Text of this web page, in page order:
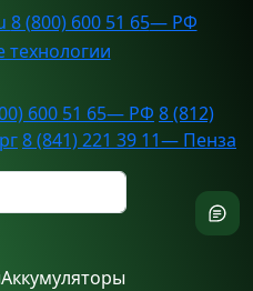
8 (800) 600 51 65— РФ
600 51 65— РФ 8 (812)
8 (841) 221 39 11— Пенза
Аккумуляторы